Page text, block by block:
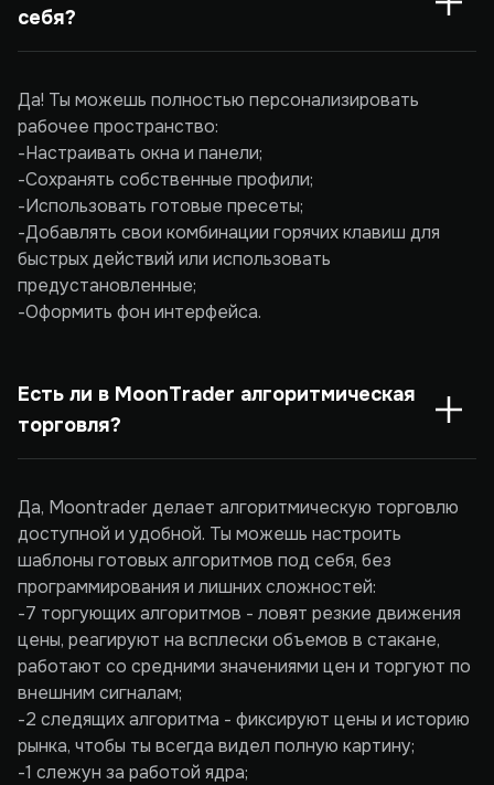
себя?
Да! Ты можешь полностью персонализировать
рабочее пространство:
-Настраивать окна и панели;
-Сохранять собственные профили;
-Использовать готовые пресеты;
-Добавлять свои комбинации горячих клавиш для
быстрых действий или использовать
предустановленные;
-Оформить фон интерфейса.
Есть ли в MoonTrader алгоритмическая
торговля?
Да, Moontrader делает алгоритмическую торговлю
доступной и удобной. Ты можешь настроить
шаблоны готовых алгоритмов под себя, без
программирования и лишних сложностей:
-7 торгующих алгоритмов - ловят резкие движения
цены, реагируют на всплески объемов в стакане,
работают со средними значениями цен и торгуют по
внешним сигналам;
-2 следящих алгоритма - фиксируют цены и историю
рынка, чтобы ты всегда видел полную картину;
-1 слежун за работой ядра;